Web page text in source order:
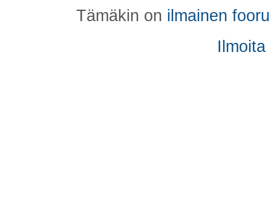
Tämäkin on ilmainen